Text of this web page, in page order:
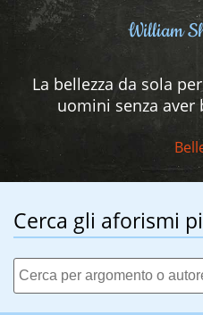
William
La bellezza da sola
uomini senza aver
Cerca gli aforismi